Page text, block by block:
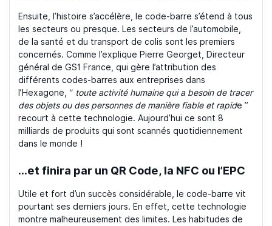
Ensuite, l’histoire s’accélère, le code-barre s’étend à tous
les secteurs ou presque. Les secteurs de l’automobile,
de la santé et du transport de colis sont les premiers
concernés. Comme l’explique Pierre Georget, Directeur
général de GS1 France, qui gère l’attribution des
différents codes-barres aux entreprises dans
l’Hexagone, “ toute activité humaine qui a besoin de tracer
des objets ou des personnes de manière fiable et rapide ”
recourt à cette technologie. Aujourd’hui ce sont 8
milliards de produits qui sont scannés quotidiennement
dans le monde !
…et finira par un QR Code, la NFC ou l’EPC
Utile et fort d’un succès considérable, le code-barre vit
pourtant ses derniers jours. En effet, cette technologie
montre malheureusement des limites. Les habitudes de